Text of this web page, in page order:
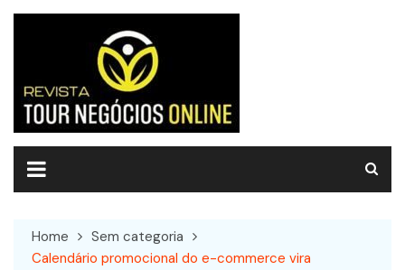
Skip
Home
Sem categoria
Calendário promocional do e-commerce vira